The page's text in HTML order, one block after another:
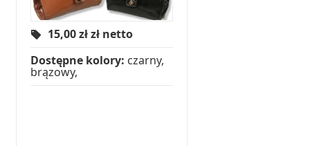
15,00 złzł netto
Dostępne kolory: czarny,
brązowy,